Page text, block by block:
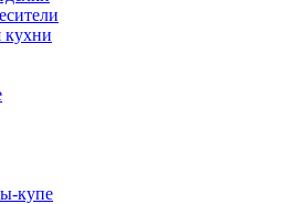
кухни
купе